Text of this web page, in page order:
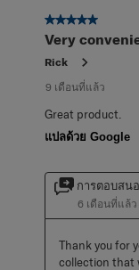
5 จาก 5 ดาว
Very
Rick
9 เดือนที่แล้ว
Great product.
แปลด้วย Google
การตอบสน
6 เดือนที่แล้ว
Thank you for
collection that